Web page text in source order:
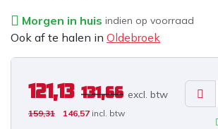
Morgen in huis indien op voorraad
Ook af te halen in Oldebroek
121,13 131,66 excl. btw
159,31 146,57 incl. btw